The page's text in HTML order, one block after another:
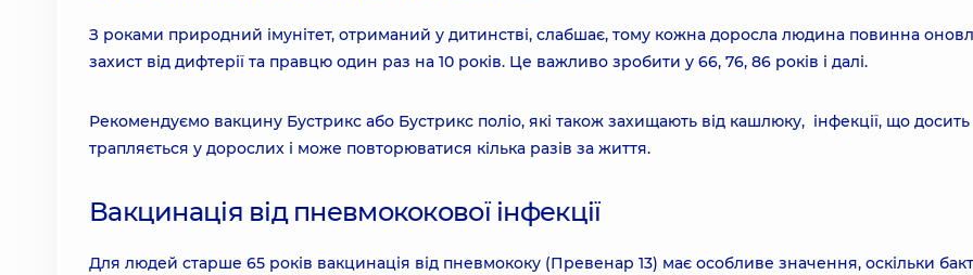
З роками природний імунітет, отриманий у дитинстві, слабшає, тому кожна доросла людина повинна
захист від дифтерії та правцю один раз на 10 років. Це важливо зробити у 66, 76, 86 років і далі.
Рекомендуємо вакцину Бустрикс або Бустрикс поліо, які також захищають від кашлюку, інфекції, що досить
трапляється у дорослих і може повторюватися кілька разів за життя.
Вакцинація від пневмококової інфекції
Для людей старше 65 років вакцинація від пневмококу (Превенар 13) має особливе значення, оскільки